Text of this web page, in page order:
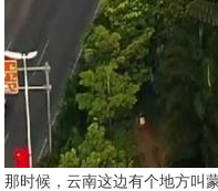
那时候，云南这边有个地方叫